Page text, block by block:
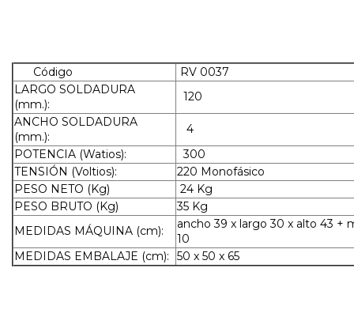
Código
RV 0037
LARGO SOLDADURA
(mm.):
120
ANCHO SOLDADURA
(mm.):
4
POTENCIA (Watios):
300
TENSIÓN (Voltios):
220 Monofásico
PESO NETO (Kg)
24 Kg
PESO BRUTO (Kg)
35 Kg
MEDIDAS MÁQUINA (cm):
ancho 39 x largo 30 x alto 43 +
10
MEDIDAS EMBALAJE (cm):
50 x 50 x 65